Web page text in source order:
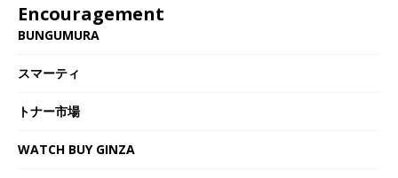
Encouragement
BUNGUMURA
スマーティ
トナー市場
WATCH BUY GINZA